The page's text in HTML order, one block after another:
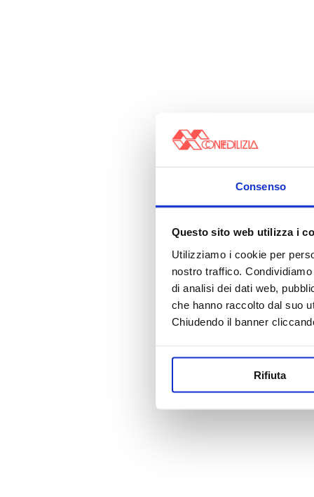
Consenso
Questo sito web utilizza i
Utilizziamo i cookie per
nostro traffico.
di analisi dei dati web,
che hanno raccolto dal suo
Chiudendo il banner
Rifiuta